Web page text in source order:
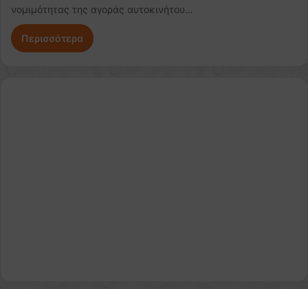
νομιμότητας της αγοράς αυτοκινήτου…
Περισσότερα